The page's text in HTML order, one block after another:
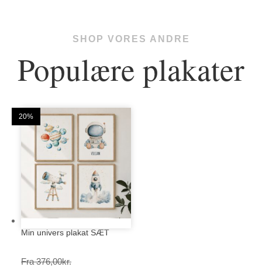
SHOP VORES ANDRE
Populære plakater
25%
Min univers plakat SÆT
Fra 376,00kr.Prisinterval:
25%
20%
20%
25%
20%
20%
20%
25%
20%
20%
20%